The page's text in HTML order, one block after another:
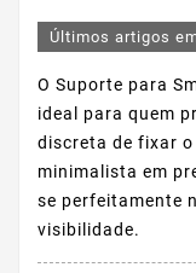
Últimos artigos
O Suporte para
ideal para quem
discreta de fixar o
minimalista em
se perfeitamente
visibilidade.